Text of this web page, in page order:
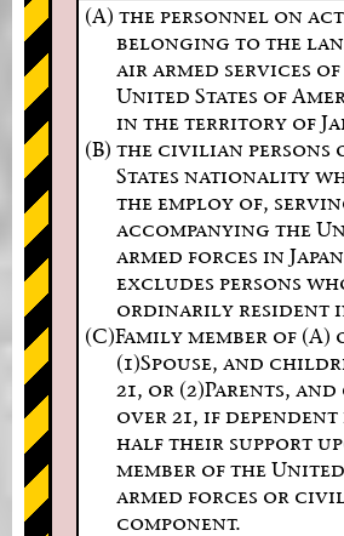
(A) the personnel on
belonging to the
air armed services
United States of
in the territory of
(B) the civilian persons
States nationality
the employ of,
accompanying the
armed forces in
excludes persons
ordinarily resident
(C)Family member of (A)
(1)Spouse, and
21, or (2)Parents,
over 21, if
half their support
member of the
armed forces or
component.